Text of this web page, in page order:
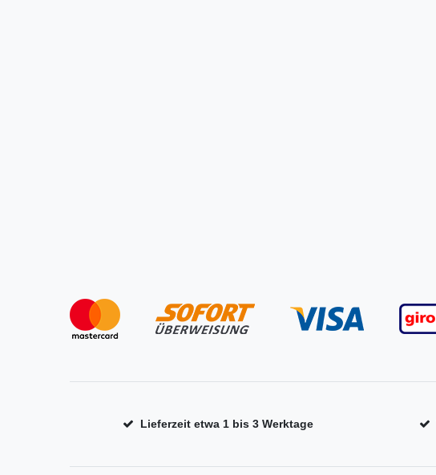
Lieferzeit etwa 1 bis 3 Werktage